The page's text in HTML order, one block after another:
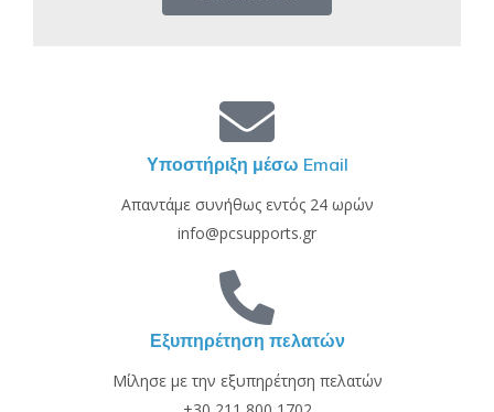
Υποστήριξη μέσω Email
Απαντάμε συνήθως εντός 24 ωρών
info@pcsupports.gr
Εξυπηρέτηση πελατών
Μίλησε με την εξυπηρέτηση πελατών